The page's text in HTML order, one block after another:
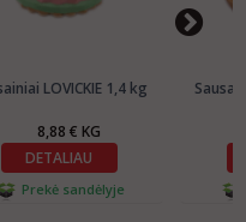
LOVICKIE 1,4 kg
8,88 € KG
DETALIAU
Prekė sandėlyje